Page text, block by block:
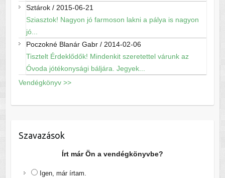
Sztárok/ 2015-06-21
Sziasztok! Nagyon jó farmoson lakni a pálya is nagyon
jó...
Poczokné Blanár Gabr/ 2014-02-06
Tisztelt Érdeklődők! Mindenkit szeretettel várunk az
Óvoda jótékonysági báljára. Jegyek...
Vendégkönyv >>
Szavazások
Írt már Ön a vendégkönyvbe?
Igen, már írtam.